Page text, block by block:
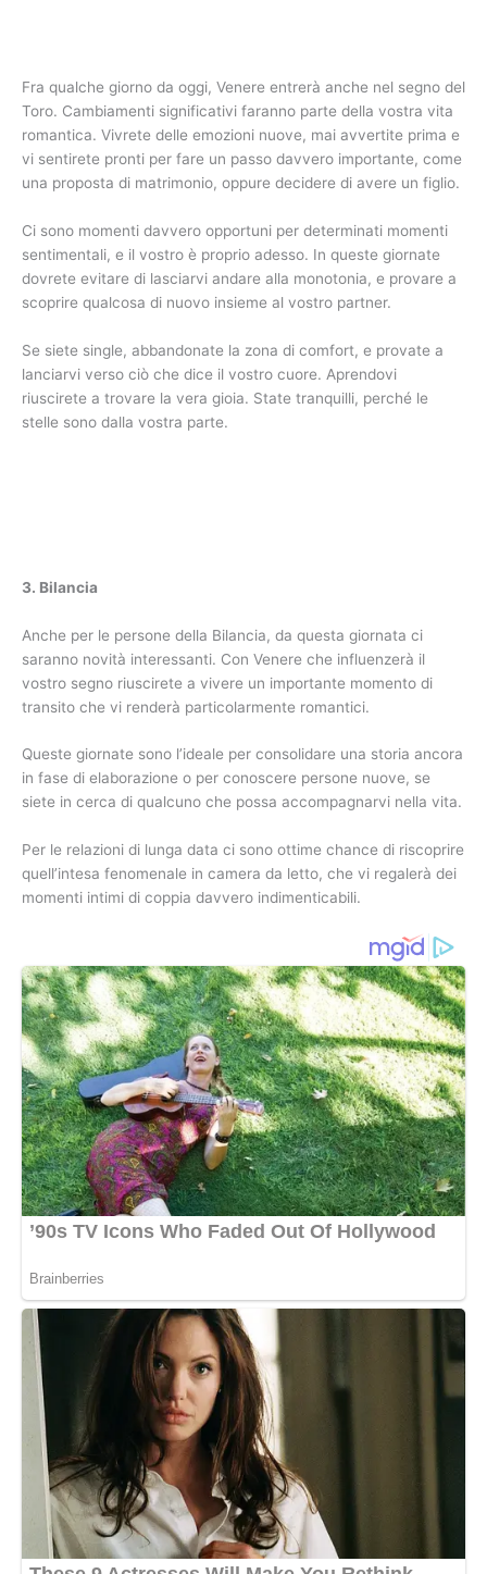
Fra qualche giorno da oggi, Venere entrerà anche nel segno del
Toro. Cambiamenti significativi faranno parte della vostra vita
romantica. Vivrete delle emozioni nuove, mai avvertite prima e
vi sentirete pronti per fare un passo davvero importante, come
una proposta di matrimonio, oppure decidere di avere un figlio.
Ci sono momenti davvero opportuni per determinati momenti
sentimentali, e il vostro è proprio adesso. In queste giornate
dovrete evitare di lasciarvi andare alla monotonia, e provare a
scoprire qualcosa di nuovo insieme al vostro partner.
Se siete single, abbandonate la zona di comfort, e provate a
lanciarvi verso ciò che dice il vostro cuore. Aprendovi
riuscirete a trovare la vera gioia. State tranquilli, perché le
stelle sono dalla vostra parte.
3. Bilancia
Anche per le persone della Bilancia, da questa giornata ci
saranno novità interessanti. Con Venere che influenzerà il
vostro segno riuscirete a vivere un importante momento di
transito che vi renderà particolarmente romantici.
Queste giornate sono l’ideale per consolidare una storia ancora
in fase di elaborazione o per conoscere persone nuove, se
siete in cerca di qualcuno che possa accompagnarvi nella vita.
Per le relazioni di lunga data ci sono ottime chance di riscoprire
quell’intesa fenomenale in camera da letto, che vi regalerà dei
momenti intimi di coppia davvero indimenticabili.